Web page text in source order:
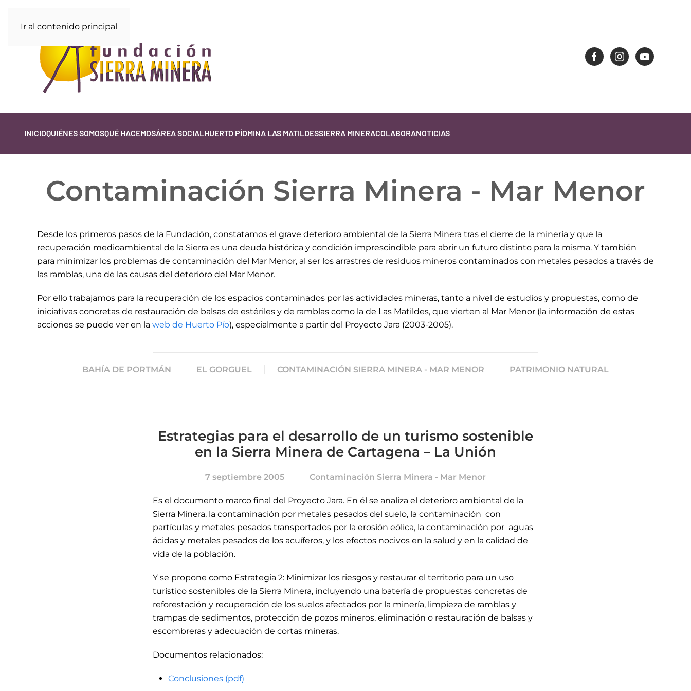
Ir al contenido principal
INICIOQUIÉNES SOMOSQUÉ HACEMOSÁREA SOCIALHUERTO PÍOMINA LAS MATILDESSIERRA MINERACOLABORANOTICIAS
Contaminación Sierra Minera - Mar Menor
Desde los primeros pasos de la Fundación, constatamos el grave deterioro ambiental de la Sierra Minera tras el cierre de la minería y que la
recuperación medioambiental de la Sierra es una deuda histórica y condición imprescindible para abrir un futuro distinto para la misma. Y también
para minimizar los problemas de contaminación del Mar Menor, al ser los arrastres de residuos mineros contaminados con metales pesados a través de
las ramblas, una de las causas del deterioro del Mar Menor.
Por ello trabajamos para la recuperación de los espacios contaminados por las actividades mineras, tanto a nivel de estudios y propuestas, como de
iniciativas concretas de restauración de balsas de estériles y de ramblas como la de Las Matildes, que vierten al Mar Menor (la información de estas
acciones se puede ver en la web de Huerto Pío), especialmente a partir del Proyecto Jara (2003-2005).
BAHÍA DE PORTMÁN EL GORGUEL CONTAMINACIÓN SIERRA MINERA - MAR MENOR PATRIMONIO NATURAL
Estrategias para el desarrollo de un turismo sostenible
en la Sierra Minera de Cartagena – La Unión
7 septiembre 2005 Contaminación Sierra Minera - Mar Menor
Es el documento marco final del Proyecto Jara. En él se analiza el deterioro ambiental de la
Sierra Minera, la contaminación por metales pesados del suelo, la contaminación con
partículas y metales pesados transportados por la erosión eólica, la contaminación por aguas
ácidas y metales pesados de los acuíferos, y los efectos nocivos en la salud y en la calidad de
vida de la población.
Y se propone como Estrategia 2: Minimizar los riesgos y restaurar el territorio para un uso
turístico sostenibles de la Sierra Minera, incluyendo una batería de propuestas concretas de
reforestación y recuperación de los suelos afectados por la minería, limpieza de ramblas y
trampas de sedimentos, protección de pozos mineros, eliminación o restauración de balsas y
escombreras y adecuación de cortas mineras.
Documentos relacionados:
Conclusiones (pdf)